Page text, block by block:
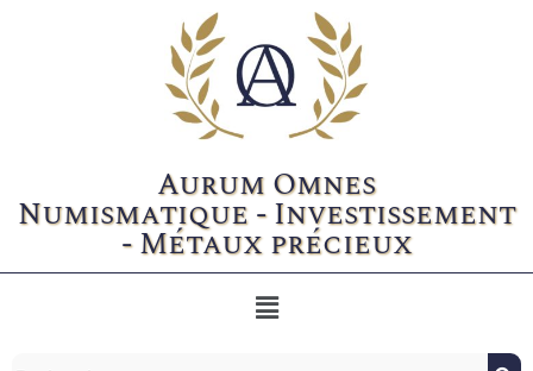
Aurum Omnes
Numismatique - Investissement
- Métaux précieux